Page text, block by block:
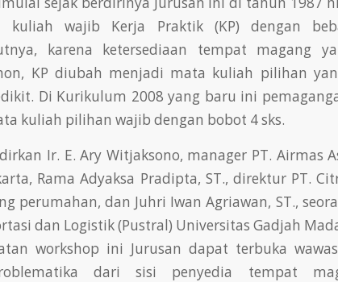
wajib Kerja Praktik (KP) dengan
karena ketersediaan tempat magang
KP diubah menjadi mata kuliah pilihan
Di Kurikulum 2008 yang baru ini
kuliah pilihan wajib dengan bobot 4 sks.
Ir. E. Ary Witjaksono, manager PT. Airmas
Rama Adyaksa Pradipta, ST., direktur PT.
perumahan, dan Juhri Iwan Agriawan, ST.,
dan Logistik (Pustral) Universitas Gadjah
workshop ini Jurusan dapat terbuka
dari sisi penyedia tempat